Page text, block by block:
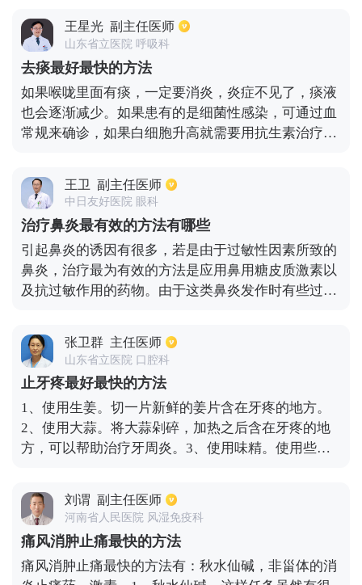
体内更多的脂肪。还有坚持长期的百米短跑，其能够
较快的消耗体内热量，对燃烧脂肪，促进机体的新陈
代谢有明显效果。还有游泳锻炼也是较好的燃烧脂肪
的运动方式，所以有条件还需要坚持长期的游泳运
动。总之，要经常进行一些有较强运动量的有氧训
练，运动，才能更快消耗体内热量和脂肪。
王星光 副主任医师
山东省立医院 呼吸科
去痰最好最快的方法
如果喉咙里面有痰，一定要消炎，炎症不见了，痰液
也会逐渐减少。如果患有的是细菌性感染，可通过血
常规来确诊，如果白细胞升高就需要用抗生素治疗，
查结果显示白细胞没有升高，那么就是患有了病毒感
染，这时要用抗病毒的药物治疗，四季抗病毒合剂是
一个不错的选择。在治疗的时候也要配合使用止咳化
痰的药物，比如感冒止咳糖浆。
王卫 副主任医师
中日友好医院 眼科
治疗鼻炎最有效的方法有哪些
引起鼻炎的诱因有很多，若是由于过敏性因素所致的
鼻炎，治疗最为有效的方法是应用鼻用糖皮质激素以
及抗过敏作用的药物。由于这类鼻炎发作时有些过敏
概需要2~3个月左右。这类药物属于局部吸收性药
物，全身吸收率比较低，所以安全性比较高，如果经
过系统性的治疗效果不佳，则可以选择脱敏疗法。脱
敏疗法的治疗时间更长，大概需要两年左右，若是由
于非过敏因素所致的鼻炎，以应用鼻喷剂、中药成分
胶囊为主，如果疗效不确切，则需要手术治疗。而在
术后要注意定期复查，坚持鼻腔用药避免复发。
张卫群 主任医师
山东省立医院 口腔科
止牙疼最好最快的方法
1、使用生姜。切一片新鲜的姜片含在牙疼的地方。
2、使用大蒜。将大蒜剁碎，加热之后含在牙疼的地
方，可以帮助治疗牙周炎。3、使用味精。使用些许
治疗。将蜂蜜涂抹在牙疼的位置，很快就能消除疼
痛。5、使用红茶或者绿茶。将红茶绿茶做成一个沙
包，放在牙疼的部位，同时可以促进伤口的恢复。
6、热敷。把毛巾放在热水里浸泡过后，放在牙疼的
部位。7、按压合谷穴。当出现牙疼的症状的时候，
刘谓 副主任医师
河南省人民医院 风湿免疫科
痛风消肿止痛最快的方法
痛风消肿止痛最快的方法有：秋水仙碱，非甾体的消